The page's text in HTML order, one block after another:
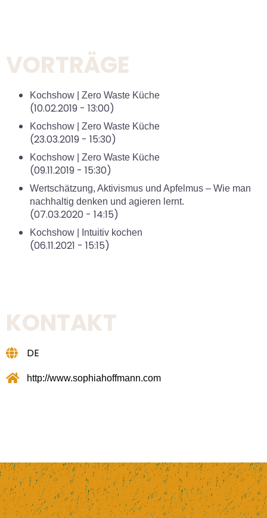
VORTRÄGE
Kochshow | Zero Waste Küche
(10.02.2019 - 13:00)
Kochshow | Zero Waste Küche
(23.03.2019 - 15:30)
Kochshow | Zero Waste Küche
(09.11.2019 - 15:30)
Wertschätzung, Aktivismus und Apfelmus – Wie man
nachhaltig denken und agieren lernt.
(07.03.2020 - 14:15)
Kochshow | Intuitiv kochen
(06.11.2021 - 15:15)
KONTAKT
DE
http://www.sophiahoffmann.com